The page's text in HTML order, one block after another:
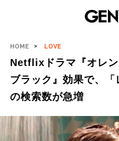
HOME LOVE
Netflixドラマ『オレン
ブラック』効果で、「
の検索数が急増